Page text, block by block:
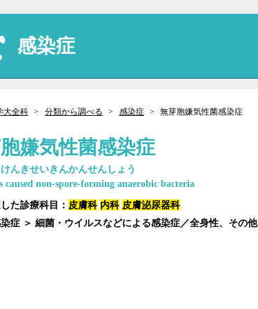
感染症
大全科 分類から調べる 感染症 無芽胞嫌気性菌感染症
嫌気性菌感染症
んきせいきんかんせんしょう
caused non-spore-forming anaerobic bacteria
た診療科目： 皮膚科 内科 皮膚泌尿器科
症 ＞ 細菌・ウイルスなどによる感染症／全身性、その他